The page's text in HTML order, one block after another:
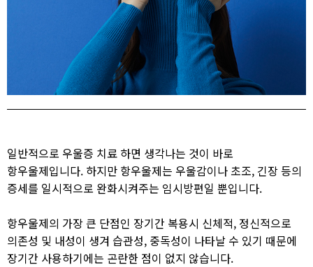
일반적으로 우울증 치료 하면 생각나는 것이 바로
항우울제입니다. 하지만 항우울제는 우울감이나 초조, 긴장 등의
증세를 일시적으로 완화시켜주는 임시방편일 뿐입니다.​
항우울제의 가장 큰 단점인 장기간 복용시 신체적, 정신적으로
의존성 및 내성이 생겨 습관성, 중독성이 나타날 수 있기 때문에
장기간 사용하기에는 곤란한 점이 없지 않습니다.​